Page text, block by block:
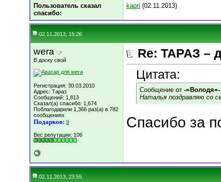
Пользователь сказал
cпасибо:
kapri (02.11.2013)
02.11.2013, 15:26
wera
В доску свой
Регистрация: 30.03.2010
Адрес: Тараз
Сообщений: 1,813
Сказал(а) спасибо: 1,674
Поблагодарили 1,366 раз(а) в 782
сообщениях
Подарков: 9
Вес репутации: 106
Re: ТАРАЗ –
Цитата:
Сообщение от -=Володя=-
Наталья поздравляю со
Спасибо за
02.11.2013, 23:55